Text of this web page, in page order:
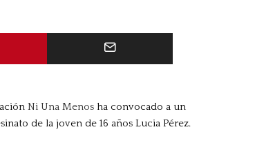
Ni Una Menos ha convocado a un
de la joven de 16 años Lucia Pérez.